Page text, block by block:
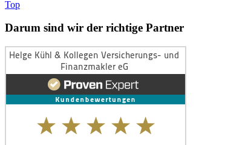
Top
Darum sind wir der richtige Partner